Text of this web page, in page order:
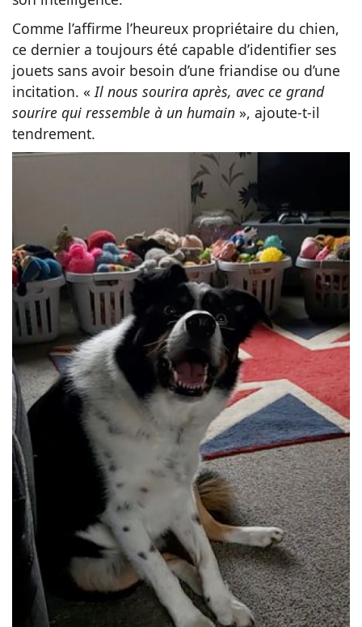
Comme l’affirme l’heureux propriétaire du chien,
ce dernier a toujours été capable d’identifier ses
jouets sans avoir besoin d’une friandise ou d’une
incitation. «Il nous sourira après, avec ce grand
sourire qui ressemble à un humain », ajoute-t-il
tendrement.